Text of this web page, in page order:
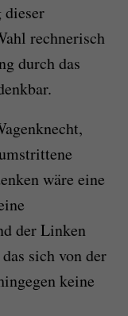
dieser
rechnerisch
durch das
wäre eine
der Linken
sich von der
keine